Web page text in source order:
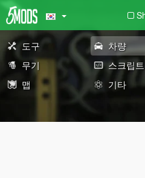
도구 차량
무기
스크립트
맵
기타